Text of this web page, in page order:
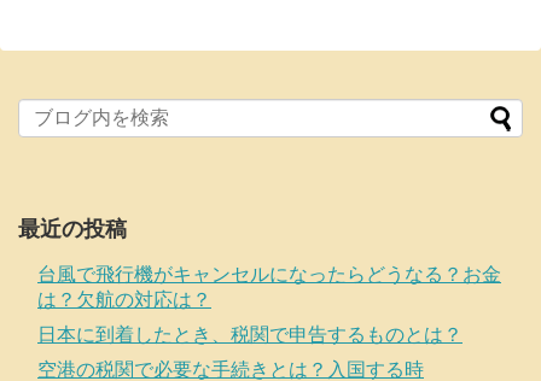
最近の投稿
台風で飛行機がキャンセルになったらどうなる？お金
は？欠航の対応は？
日本に到着したとき、税関で申告するものとは？
空港の税関で必要な手続きとは？入国する時